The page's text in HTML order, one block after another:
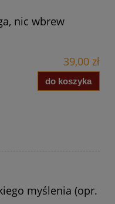
nic wbrew
39,00 zł
do koszyka
myślenia (opr.